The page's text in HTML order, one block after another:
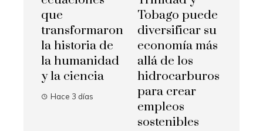
que
transformaron
la historia de
la humanidad
y la ciencia
Hace 3 días
Tobago puede
diversificar su
economía más
allá de los
hidrocarburos
para crear
empleos
sostenibles